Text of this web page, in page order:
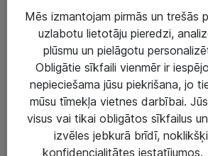
Risinājumi & Pakalpojumi
IT serviss un atbalsts
IT infrastruktūra
Darba vietu IT risinājumi
Mēs izmantojam pirmās un trešās
uzlabotu lietotāju pieredzi,
plūsmu un pielāgotu
Obligātie sīkfaili vienmēr ir
nepieciešama jūsu piekrišana, jo
mūsu tīmekļa vietnes darbībai.
visus vai tikai obligātos sīkfailus
izvēles jebkurā brīdī,
konfidencialitātes iestatījumos.